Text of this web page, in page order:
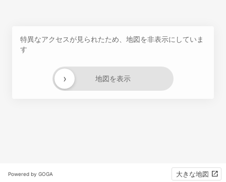
特異なアクセスが見られたため、地図を非表示にしていま
す
地図を表示
›
Powered by GOGA 大きな地図